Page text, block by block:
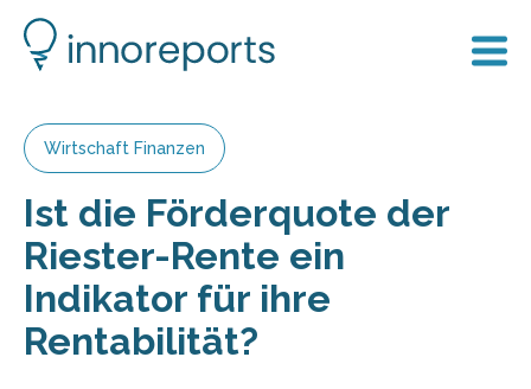
Wirtschaft Finanzen
Ist die Förderquote der
Riester-Rente ein
Indikator für ihre
Rentabilität?